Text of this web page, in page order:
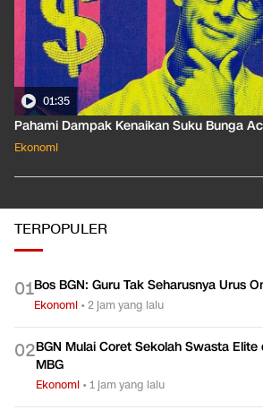
01:35
Pahami Dampak Kenaikan Suku Bunga
Ekonomi
TERPOPULER
01Bos BGN: Guru Tak Seharusnya Urus
Ekonomi •2 jam yang lalu
02BGN Mulai Coret Sekolah Swasta
MBG
Ekonomi •1 jam yang lalu